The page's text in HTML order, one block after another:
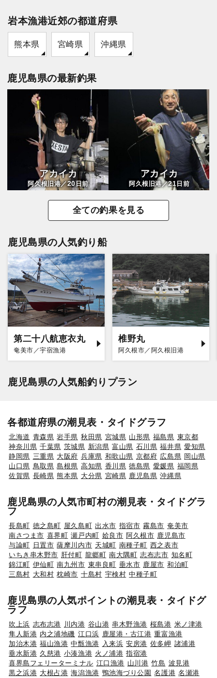
岩本漁港近郊の都道府県
熊本県 宮崎県 沖縄県
鹿児島県の最新釣果
アカイカ
阿久根旧港／20日前
アカイカ
阿久根旧港／21 日前
全ての釣果を見る
鹿児島県の人気釣り船
第二十八航恵衣丸
奄美市／宇宿漁港
椎野丸
阿久根市／阿久根旧港
鹿児島県の人気船釣りプラン
各都道府県の潮見表・タイドグラフ
北海道 青森県 岩手県 秋田県 宮城県 山形県 福島県 東京都
神奈川県 千葉県 茨城県 新潟県 富山県 石川県 福井県 愛知県
静岡県 三重県 大阪府 兵庫県 和歌山県 京都府 広島県 岡山県
山口県 鳥取県 島根県 高知県 香川県 徳島県 愛媛県 福岡県
佐賀県 長崎県 熊本県 大分県 宮崎県 鹿児島県 沖縄県
鹿児島県の人気市町村の潮見表・タイドグラ
フ
長島町 徳之島町 屋久島町 出水市 指宿市 霧島市 奄美市
南さつま市 喜界町 瀬戸内町 姶良市 阿久根市 鹿児島市
与論町 日置市 薩摩川内市 天城町 南種子町 西之表市
いちき串木野市 肝付町 龍郷町 南大隅町 志布志市 知名町
錦江町 伊仙町 南九州市 東串良町 垂水市 鹿屋市 和泊町
三島村 大和村 枕崎市 十島村 宇検村 中種子町
鹿児島県の人気ポイントの潮見表・タイドグ
ラフ
吹上浜 志布志港 川内港 谷山港 串木野漁港 桜島港 米ノ津港
隼人新港 内之浦地磯 江口浜 鹿屋港・古江港 重富漁港
加治木港 福山漁港 中甑漁港 入来浜 安房港 佐多岬 諸浦港
垂水新港 久慈港 小湊漁港 火ノ浦港 指宿港
喜界島フェリーターミナル 江口漁港 山川港 竹島 波見港
黒之浜港 大根占港 海潟漁港 鴨池海づり公園 名護港 名瀬港